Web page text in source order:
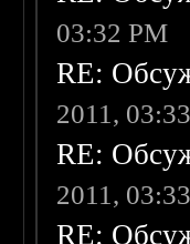
03:32 PM
RE:
2011,
RE:
2011,
RE: